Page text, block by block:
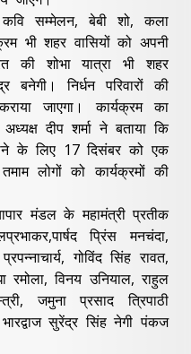
सम्मेलन, बेबी शो, कला
भी शहर वासियों को अपनी
की शोभा यात्रा भी शहर
निर्धन परिवारों की
जाएगा। कार्यक्रम का
दीप शर्मा ने बताया कि
के लिए 17 दिसंबर को एक
लोगों को कार्यक्रमों की
मंडल के महामंत्री प्रतीक
प्रिंस मनचंदा,
गोविंद सिंह रावत,
रमोला, विनय उनियाल, राहुल
जमुना प्रसाद त्रिपाठी
सुरेंद्र सिंह नेगी पंकज